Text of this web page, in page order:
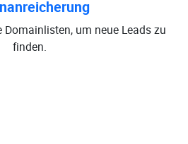
Domainlisten, um neue Leads zu
finden.